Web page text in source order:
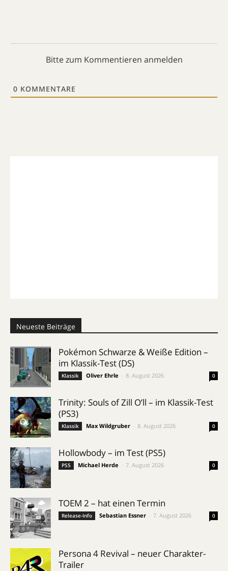
Bitte zum Kommentieren anmelden
0 KOMMENTARE
Neueste Beiträge
Pokémon Schwarze & Weiße Edition –
im Klassik-Test (DS)
Klassik Oliver Ehrle 8. August 2026 0
Trinity: Souls of Zill O’ll – im Klassik-Test
(PS3)
Klassik Max Wildgruber 8. August 2026 0
Hollowbody – im Test (PS5)
PS5 Michael Herde 7. August 2026 0
TOEM 2 – hat einen Termin
Release-Info Sebastian Essner 7. August 2026 0
Persona 4 Revival – neuer Charakter-
Trailer